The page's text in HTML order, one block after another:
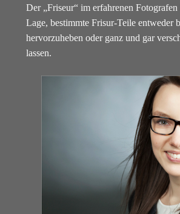
Der „Friseur“ im erfahrenen
Lage, bestimmte Frisur-Teile entweder
hervorzuheben oder ganz und gar
lassen.